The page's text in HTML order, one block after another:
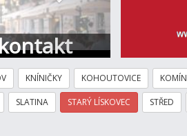
KNÍNIČKY KOHOUTOVICE KOMÍN
SLATINA STARÝ LÍSKOVEC STŘED